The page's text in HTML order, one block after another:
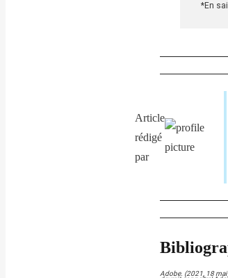
*En
Article
rédigé
par
Adobe. (2021, 18